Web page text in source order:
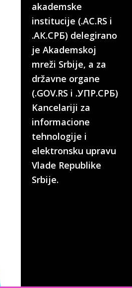
akademske
institucije (.AC.RS i
.АК.СРБ) delegirano
je Akademskoj
mreži Srbije, a za
državne organe
(.GOV.RS i .УПР.СРБ)
Kancelariji za
informacione
tehnologije i
elektronsku upravu
Vlade Republike
Srbije.